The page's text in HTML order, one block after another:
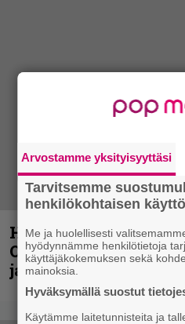
Hellsinki Metal
Opeth, Misþyrming,
ja muita lauantain
Arvostamme yksityisyyttäsi
Tarvitsemme
henkilökohtaisen
Me ja huolellisesti
hyödynnämme henkilötietoja
käyttäjäkokemuksen sekä
mainoksia.
Hyväksymällä suostut
Käytämme laitetunnisteita ja